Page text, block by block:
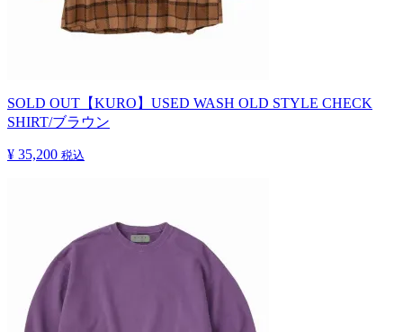
SOLD OUT 【KURO】USED WASH OLD STYLE CHECK
SHIRT/ブラウン
¥ 35,200 税込